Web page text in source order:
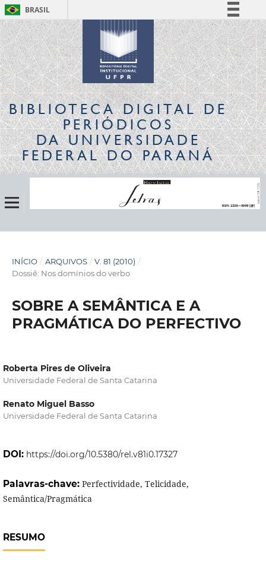
BRASIL
Simplifique!
Comunica BR
Participe
Acesso à informação
Legislação
Canais
BIBLIOTECA DIGITALDE
PERIÓDICOS
DA UNIVERSIDADE
FEDERAL DO PARANÁ
INÍCIO / ARQUIVOS / V. 81 (2010) /
Dossiê: Nos domínios do verbo
SOBRE A SEMÂNTICA E A
PRAGMÁTICA DO PERFECTIVO
Roberta Pires de Oliveira
Universidade Federal de Santa Catarina
Renato Miguel Basso
Universidade Federal de Santa Catarina
DOI: https://doi.org/10.5380/rel.v81i0.17327
Palavras-chave: Perfectividade, Telicidade,
Semântica/Pragmática
RESUMO